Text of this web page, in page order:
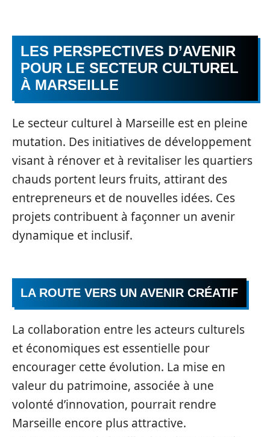
LES PERSPECTIVES D’AVENIR
POUR LE SECTEUR CULTUREL
À MARSEILLE
Le secteur culturel à Marseille est en pleine
mutation. Des initiatives de développement
visant à rénover et à revitaliser les quartiers
chauds portent leurs fruits, attirant des
entrepreneurs et de nouvelles idées. Ces
projets contribuent à façonner un avenir
dynamique et inclusif.
LA ROUTE VERS UN AVENIR CRÉATIF
La collaboration entre les acteurs culturels
et économiques est essentielle pour
encourager cette évolution. La mise en
valeur du patrimoine, associée à une
volonté d’innovation, pourrait rendre
Marseille encore plus attractive.